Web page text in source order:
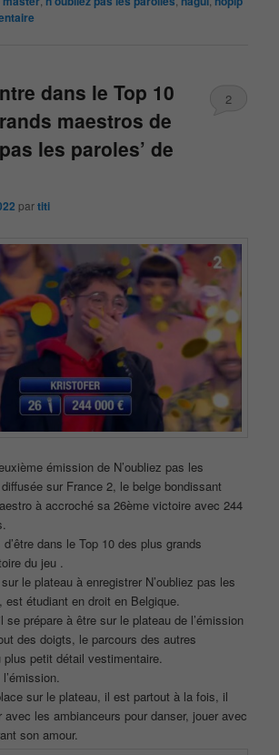
dans le Top 10
maestros de
les paroles’ de
partiti
2
émission de N’oubliez pas les
sur France 2, le belge bondissant
à accroché sa 26ème victoire avec 244
dans le Top 10 des plus grands
du jeu .
le plateau à enregistrer N’oubliez pas les
est étudiant en droit en Belgique.
se prépare à être sur le plateau de l’émission
des doigts, le parcours des autres
plus petit détail vestimentaire.
sur le plateau, il est partout à la fois, il
avec les ambianceurs pour danser, jouer avec
son amour.